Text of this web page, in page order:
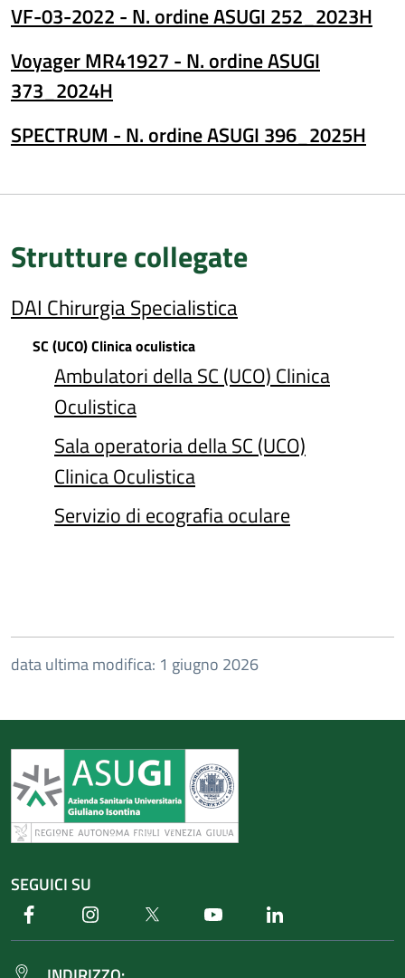
VF-03-2022 - N. ordine ASUGI 252_2023H
Voyager MR41927 - N. ordine ASUGI
373_2024H
SPECTRUM - N. ordine ASUGI 396_2025H
Strutture collegate
DAI Chirurgia Specialistica
SC (UCO) Clinica oculistica
Ambulatori della SC (UCO) Clinica
Oculistica
Sala operatoria della SC (UCO)
Clinica Oculistica
Servizio di ecografia oculare
data ultima modifica: 1 giugno 2026
SEGUICI SU
Facebook Instagram Twitter Youtube